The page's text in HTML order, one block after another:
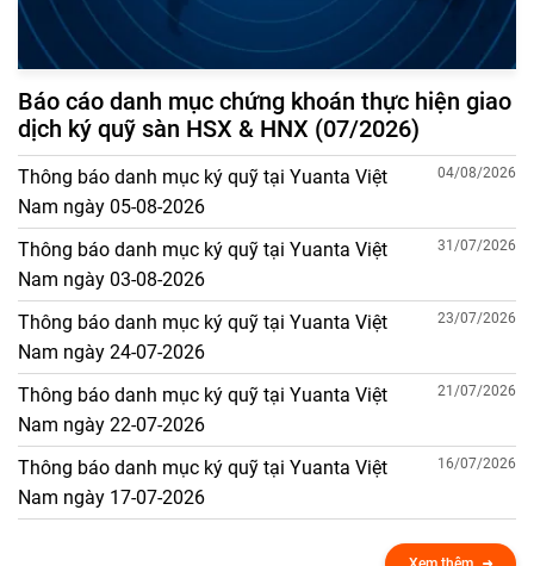
Báo cáo danh mục chứng khoán thực hiện giao
dịch ký quỹ sàn HSX & HNX (07/2026)
Thông báo danh mục ký quỹ tại Yuanta Việt
Nam ngày 05-08-2026
04/08/2026
Thông báo danh mục ký quỹ tại Yuanta Việt
Nam ngày 03-08-2026
31/07/2026
Thông báo danh mục ký quỹ tại Yuanta Việt
Nam ngày 24-07-2026
23/07/2026
Thông báo danh mục ký quỹ tại Yuanta Việt
Nam ngày 22-07-2026
21/07/2026
Thông báo danh mục ký quỹ tại Yuanta Việt
Nam ngày 17-07-2026
16/07/2026